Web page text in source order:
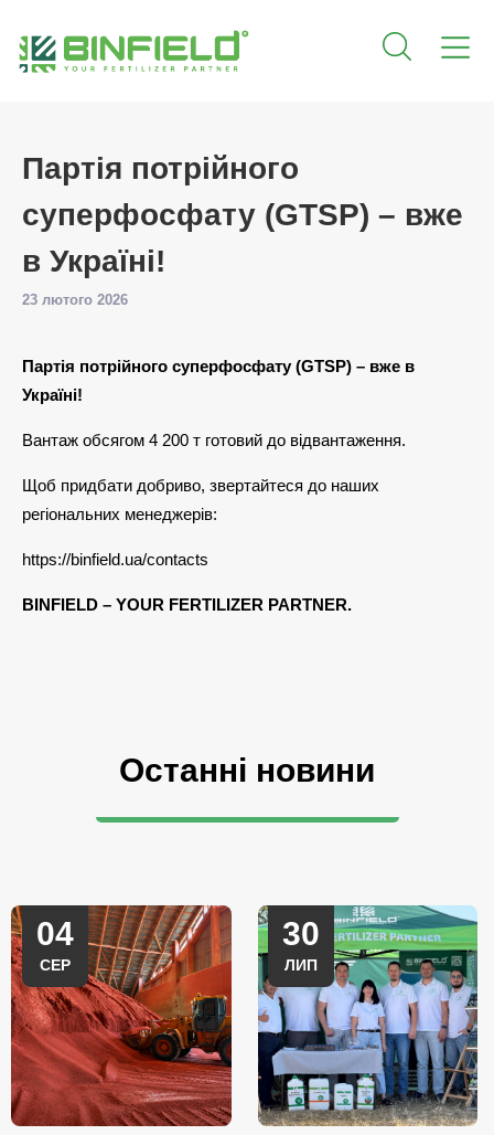
Партія потрійного
суперфосфату (GTSP) – вже
в Україні!
23 лютого 2026
Партія потрійного суперфосфату (GTSP) – вже в
Україні!
Вантаж обсягом 4 200 т готовий до відвантаження.
Щоб придбати добриво, звертайтеся до наших
регіональних менеджерів:
https://binfield.ua/contacts
BINFIELD – YOUR FERTILIZER PARTNER.
Останні новини
04
СЕР
30
ЛИП